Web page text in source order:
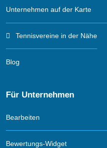
Unternehmen auf der Karte
Tennisvereine in der Nähe
Blog
Für Unternehmen
Bearbeiten
Bewertungs-Widget